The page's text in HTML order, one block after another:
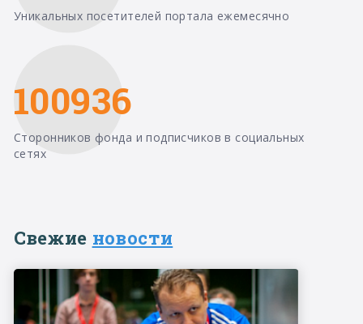
Уникальных посетителей портала ежемесячно
100936
Сторонников фонда и подписчиков в социальных
сетях
Свежие новости